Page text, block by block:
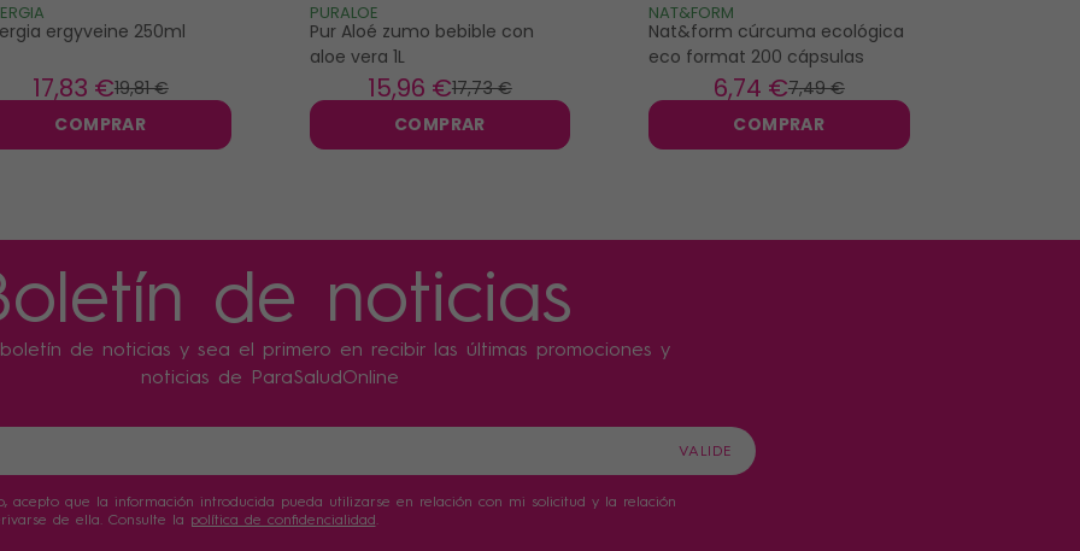
ergyveine 250ml
19,81 €
17,83 €
COMPRAR
PURALOE
Pur Aloé zumo bebible con
aloe vera 1L
17,73 €
15,96 €
COMPRAR
NAT&FORM
Nat&form cúrcuma ecológica
eco format 200 cápsulas
7,49 €
6,74 €
COMPRAR
de noticias
de noticias y sea el primero en recibir las últimas promociones y
noticias de ParaSaludOnline
acepto que la información introducida pueda utilizarse en relación con mi solicitud y la relación
de ella. Consulte la política de confidencialidad .